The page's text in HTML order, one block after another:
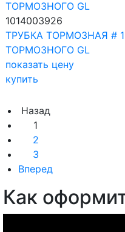
1014003926
ТРУБКА ТОРМОЗНАЯ #
ТОРМОЗНОГО GL
показать цену
купить
Назад
1
2
3
Вперед
Как